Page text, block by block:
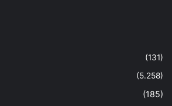
(131)
(5.258)
(185)